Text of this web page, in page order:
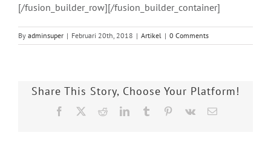
[/fusion_builder_row][/fusion_builder_container]
By adminsuper | Februari 20th, 2018 | Artikel | 0 Comments
Share This Story, Choose Your Platform!
Facebook RedditLinkedInTumblr Pinterest
Vk Email